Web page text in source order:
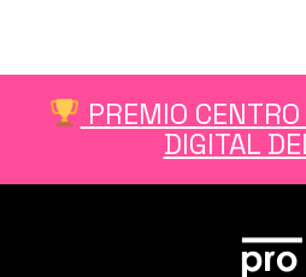
PREMIO
DIGITAL